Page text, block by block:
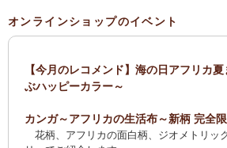
オンラインショップのイベント
【今月のレコメンド】海の日アフリカ
ぶハッピーカラー～
カンガ～アフリカの生活布～新柄 完全限
花柄、アフリカの面白柄、ジオメトリッ